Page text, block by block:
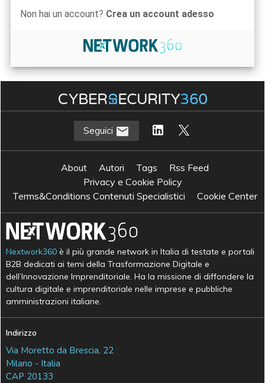
Non hai un account? Crea un account adesso
Seguici
About Autori Tags
Rss Feed
Privacy e Cookie Policy
Terms&Conditions Contenuti Specialistici
Cookie Center
Nextwork360 è il più grande network in Italia di testate e portali
B2B dedicati ai temi della Trasformazione Digitale e
dell’Innovazione Imprenditoriale. Ha la missione di diffondere la
cultura digitale e imprenditoriale nelle imprese e pubbliche
amministrazioni italiane.
Indirizzo
Via Moretto da Brescia, 22
Milano - Italia
CAP 20133